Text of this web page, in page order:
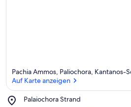
Pachia Ammos, Paliochora, Kantanos-
Auf Karte anzeigen
Palaiochora Strand
Place,